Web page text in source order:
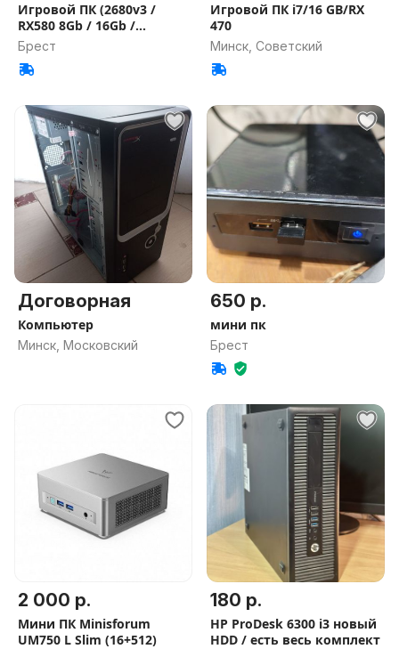
Игровой ПК (2680v3 /
RX580 8Gb / 16Gb /
256Гб+1Тб)
Брест
Игровой ПК i7/16 GB/RX
470
Минск, Советский
Договорная
Компьютер
Минск, Московский
650 р.
мини пк
Брест
2 000 р.
Мини ПК Minisforum
UM750 L Slim (16+512)
180 р.
HP ProDesk 6300 i3 новый
HDD / есть весь комплект